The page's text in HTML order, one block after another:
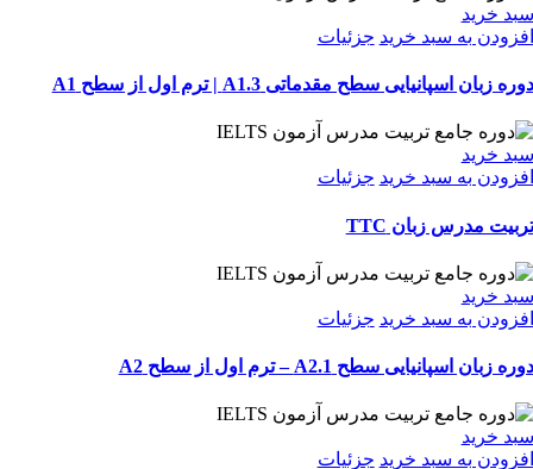
سبد خرید
افزودن به سبد خرید جزئیات
دوره زبان اسپانیایی سطح مقدماتی A1.3 | ترم اول از سطح A1
سبد خرید
افزودن به سبد خرید جزئیات
تربیت مدرس زبان TTC
سبد خرید
افزودن به سبد خرید جزئیات
دوره زبان اسپانیایی سطح A2.1 – ترم اول از سطح A2
سبد خرید
افزودن به سبد خرید جزئیات